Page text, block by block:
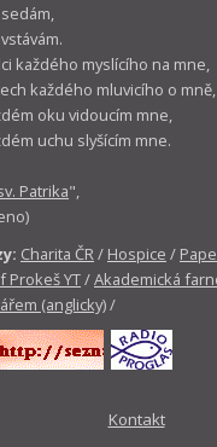
každého myslícího na mne,
každého mluvicího o mně,
oku vidoucím mne,
uchu slyšícím mne.
Patrika",
Charita ČR / Hospice /
Prokeš YT/Akademická
(anglicky)/
Kontakt